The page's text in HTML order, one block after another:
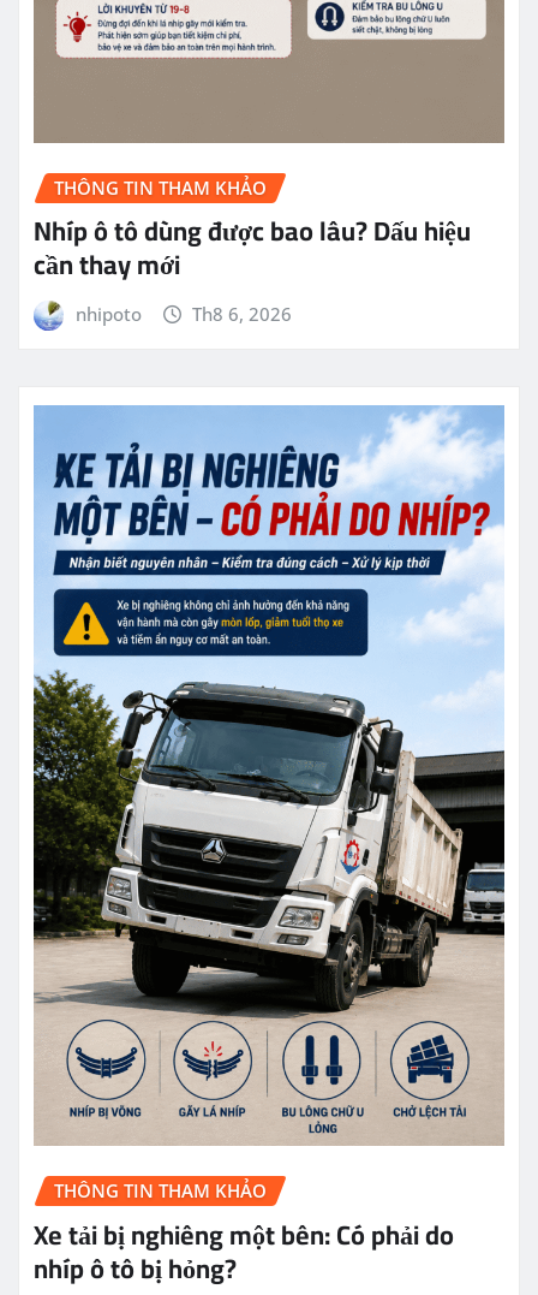
THÔNG TIN THAM KHẢO
Nhíp ô tô dùng được bao lâu? Dấu hiệu
cần thay mới
nhipoto Th8 6, 2026
THÔNG TIN THAM KHẢO
Xe tải bị nghiêng một bên: Có phải do
nhíp ô tô bị hỏng?